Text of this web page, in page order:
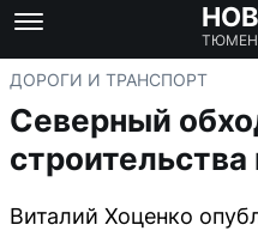
ДОРОГИ И ТРАНСПОРТ
Северный
строительства
Виталий Хоценко